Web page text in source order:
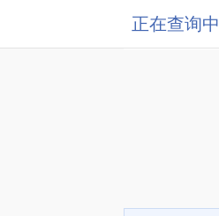
正在查询中